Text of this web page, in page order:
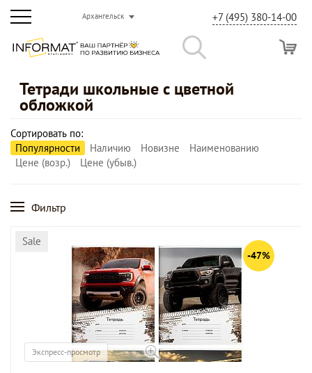
Архангельск +7 (495) 380-14-00
Тетради школьные с цветной
обложкой
Сортировать по:
Популярности
Наличию Новизне
Наименованию
Цене (возр.)
Цене (убыв.)
Фильтр
Sale
-47%
Экспресс-просмотр